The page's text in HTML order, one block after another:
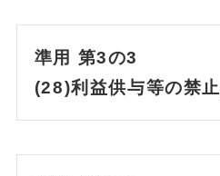
準用 第3の3
(28)利益供与等の禁